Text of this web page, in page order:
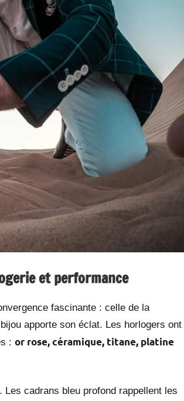
et performance
fascinante : celle de la
apporte son éclat. Les horlogers ont
: or rose, céramique, titane, platine
cadrans bleu profond rappellent les